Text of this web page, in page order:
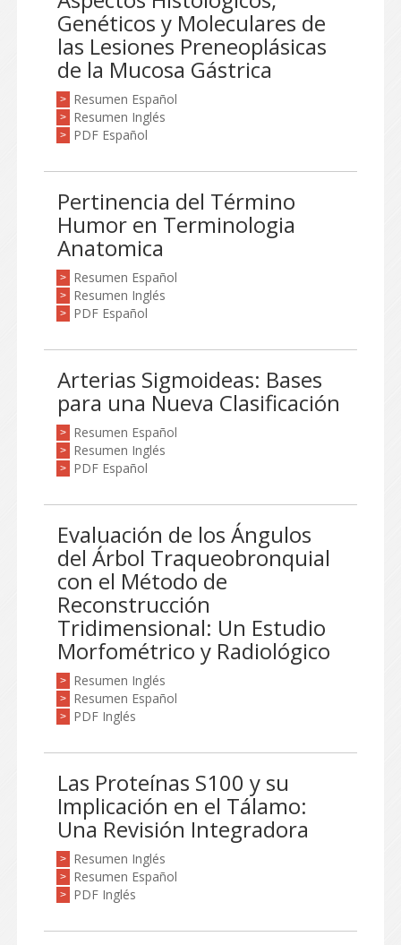
Genéticos y Moleculares de
las Lesiones Preneoplásicas
de la Mucosa Gástrica
> Resumen Español
> Resumen Inglés
> PDF Español
Pertinencia del Término
Humor en Terminologia
Anatomica
> Resumen Español
> Resumen Inglés
> PDF Español
Arterias Sigmoideas: Bases
para una Nueva Clasificación
> Resumen Español
> Resumen Inglés
> PDF Español
Evaluación de los Ángulos
del Árbol Traqueobronquial
con el Método de
Reconstrucción
Tridimensional: Un Estudio
Morfométrico y Radiológico
> Resumen Inglés
> Resumen Español
> PDF Inglés
Las Proteínas S100 y su
Implicación en el Tálamo:
Una Revisión Integradora
> Resumen Inglés
> Resumen Español
> PDF Inglés